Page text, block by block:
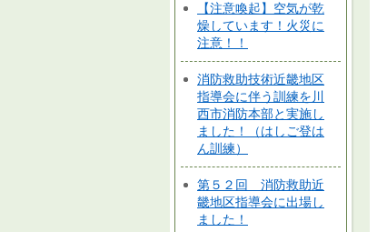
【注意喚起】空気が乾
燥しています！火災に
注意！！
消防救助技術近畿地区
指導会に伴う訓練を川
西市消防本部と実施し
ました！（はしご登は
ん訓練）
第５２回 消防救助近
畿地区指導会に出場し
ました！